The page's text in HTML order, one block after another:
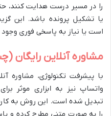
را در مسیر درست هدایت کنند،
یا تشکیل پرونده باشد. این
است یا نیاز به پاسخی فوری وجود
مشاوره آنلاین رایگان
با پیشرفت تکنولوژی، مشاوره
واتساپ نیز به ابزاری موثر
تبدیل شده است. این روش به